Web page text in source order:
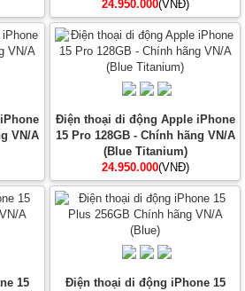
24.950.000(VNĐ)
VN/A
Điện thoại di động Apple iPhone
15 Pro 128GB - Chính hãng VN/A
(Blue Titanium)
24.950.000(VNĐ)
15
Điện thoại di động iPhone 15